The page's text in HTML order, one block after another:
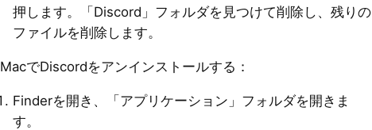
押します。「Discord」フォルダを見つけて削除し、残りの
ファイルを削除します。
MacでDiscordをアンインストールする：
Finderを開き、「アプリケーション」フォルダを開きま
す。